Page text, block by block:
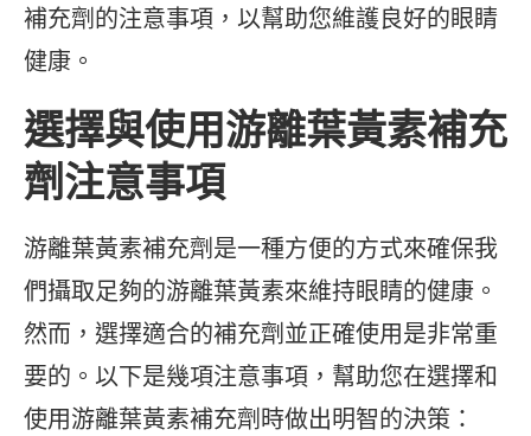
補充劑的注意事項，以幫助您維護良好的眼睛
健康。
選擇與使用游離葉黃素補充
劑注意事項
游離葉黃素補充劑是一種方便的方式來確保我
們攝取足夠的游離葉黃素來維持眼睛的健康。
然而，選擇適合的補充劑並正確使用是非常重
要的。以下是幾項注意事項，幫助您在選擇和
使用游離葉黃素補充劑時做出明智的決策：